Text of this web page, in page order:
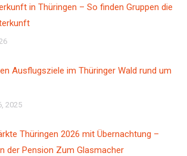
in Thüringen – So finden Gruppen die
Ausflugsziele im Thüringer Wald rund um
2025
Thüringen 2026 mit Übernachtung –
der Pension Zum Glasmacher